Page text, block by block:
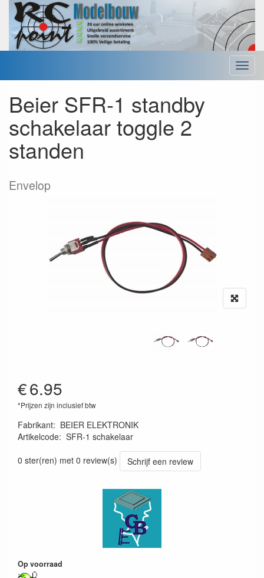
Menu
Beier SFR-1 standby
schakelaar toggle 2
standen
Envelop
€6.95
*Prijzen zijn inclusief btw
Fabrikant: BEIER ELEKTRONIK
Artikelcode: SFR-1 schakelaar
0 ster(ren) met 0 review(s)
Schrijf een review
Op voorraad